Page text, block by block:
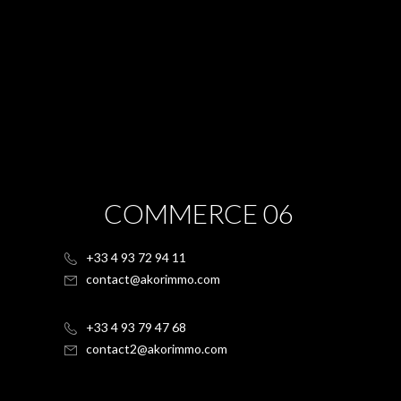
COMMERCE 06
+33 4 93 72 94 11
contact@akorimmo.com
+33 4 93 79 47 68
contact2@akorimmo.com